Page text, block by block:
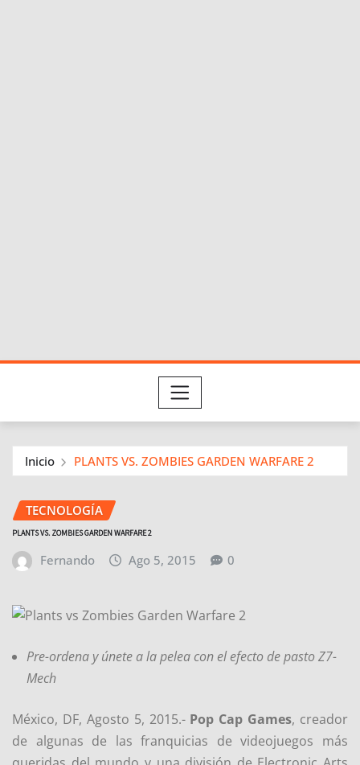
Inicio PLANTS VS. ZOMBIES GARDEN WARFARE 2
TECNOLOGÍA
PLANTS VS. ZOMBIES GARDEN WARFARE 2
Fernando Ago 5, 2015 0
Pre-ordena y únete a la pelea con el efecto de pasto Z7-
Mech
México, DF, Agosto 5, 2015.- Pop Cap Games, creador
de algunas de las franquicias de videojuegos más